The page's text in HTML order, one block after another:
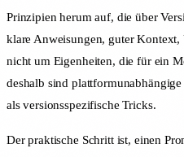
Prinzipien herum auf, die über
klare Anweisungen, guter
nicht um Eigenheiten, die für ein
deshalb sind
als versionsspezifische Tricks.
Der praktische Schritt ist, einen